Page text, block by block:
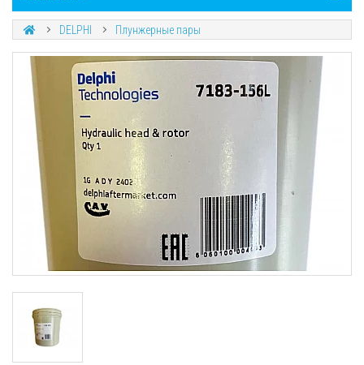
DELPHI Плунжерные пары